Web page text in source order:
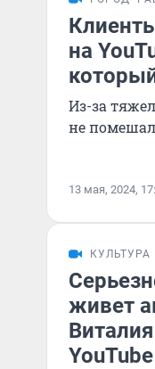
на
Из-за
не
13 мая, 2024,
КУЛЬТУРА
живет
YouTube